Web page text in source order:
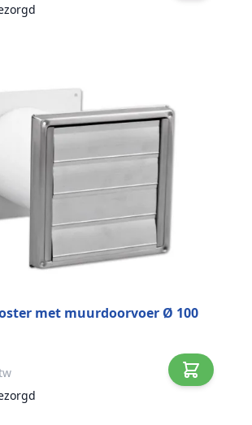
met muurdoorvoer Ø 100